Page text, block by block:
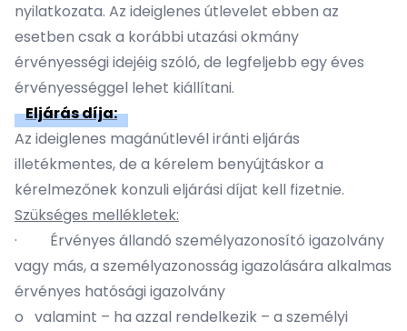
nyilatkozata. Az ideiglenes útlevelet ebben az
esetben csak a korábbi utazási okmány
érvényességi idejéig szóló, de legfeljebb egy éves
érvényességgel lehet kiállítani.
Eljárás díja:
Az ideiglenes magánútlevél iránti eljárás
illetékmentes, de a kérelem benyújtáskor a
kérelmezőnek konzuli eljárási díjat kell fizetnie.
Szükséges mellékletek:
· Érvényes állandó személyazonosító igazolvány
vagy más, a személyazonosság igazolására alkalmas
érvényes hatósági igazolvány
o valamint – ha azzal rendelkezik – a személyi